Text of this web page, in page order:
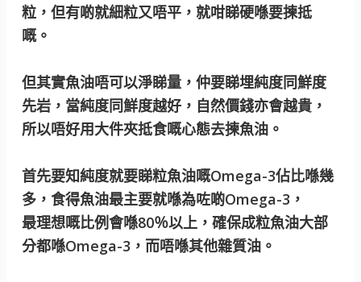
粒，但有啲就細粒又唔平，就咁睇硬喺要揀抵
嘅。
但其實魚油唔可以淨睇量，仲要睇埋純度同鮮度
先岩，當純度同鮮度越好，自然價錢亦會越貴，
所以唔好用大件夾抵食嘅心態去揀魚油。
首先要知純度就要睇粒魚油嘅Omega-3佔比喺幾
多，食得魚油最主要就喺為咗啲Omega-3，
最理想嘅比例會喺80％以上，確保成粒魚油大部
分都喺Omega-3，而唔喺其他雜質油。